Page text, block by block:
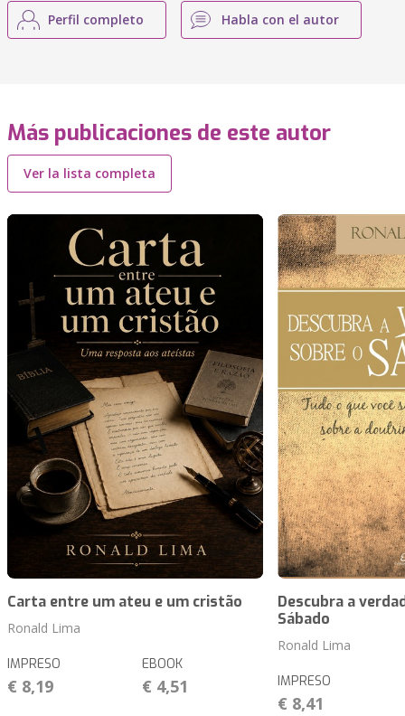
Perfil completo Habla con el autor
Más publicaciones de este autor
Ver la lista completa
Carta entre um ateu e um cristão
Ronald Lima
IMPRESO
€ 8,19
EBOOK
€ 4,51
Descubra a
Sábado
Ronald Lima
IMPRESO
€ 8,41